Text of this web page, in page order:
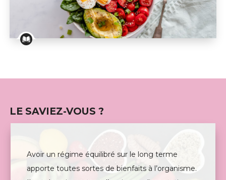
A la loupe
LE SAVIEZ-VOUS ?
Avoir un régime équilibré sur le long terme
apporte toutes sortes de bienfaits à l’organisme.